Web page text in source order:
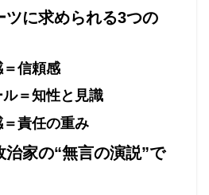
ツに求められる3つの
信頼感
＝知性と見識
責任の重み
治家の“無言の演説”で